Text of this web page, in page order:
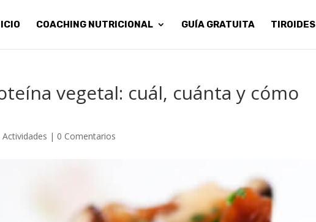
COACHING NUTRICIONAL GUÍA GRATUITA TIROIDES
vegetal: cuál, cuánta y cómo
Actividades | 0 Comentarios